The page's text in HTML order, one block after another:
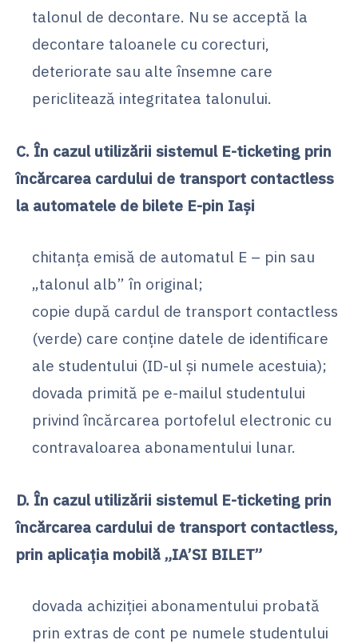
talonul de decontare. Nu se acceptă la
decontare taloanele cu corecturi,
deteriorate sau alte însemne care
periclitează integritatea talonului.
C. În cazul utilizării sistemul E-ticketing prin
încărcarea cardului de transport contactless
la automatele de bilete E-pin Iași
chitanța emisă de automatul E – pin sau
„talonul alb” în original;
copie după cardul de transport contactless
(verde) care conține datele de identificare
ale studentului (ID-ul și numele acestuia);
dovada primită pe e-mailul studentului
privind încărcarea portofelul electronic cu
contravaloarea abonamentului lunar.
D. În cazul utilizării sistemul E-ticketing prin
încărcarea cardului de transport contactless,
prin aplicația mobilă „IA’SI BILET”
dovada achiziției abonamentului probată
prin extras de cont pe numele studentului